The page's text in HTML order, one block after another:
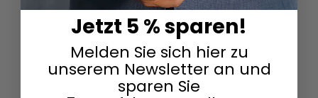
Damen
Sportuhren
Damen
Herren
Swarovski & Edelsteine
Damen
Herren
Jetzt 5 % sparen!
Melden Sie sich hier zu
unserem Newsletter an und
sparen Sie